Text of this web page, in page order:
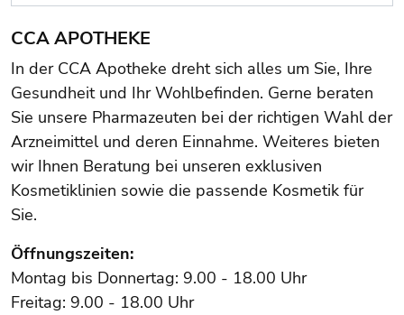
CCA APOTHEKE
In der CCA Apotheke dreht sich alles um Sie, Ihre
Gesundheit und Ihr Wohlbefinden. Gerne beraten
Sie unsere Pharmazeuten bei der richtigen Wahl der
Arzneimittel und deren Einnahme. Weiteres bieten
wir Ihnen Beratung bei unseren exklusiven
Kosmetiklinien sowie die passende Kosmetik für
Sie.
Öffnungszeiten:
Montag bis Donnertag: 9.00 - 18.00 Uhr
Freitag: 9.00 - 18.00 Uhr